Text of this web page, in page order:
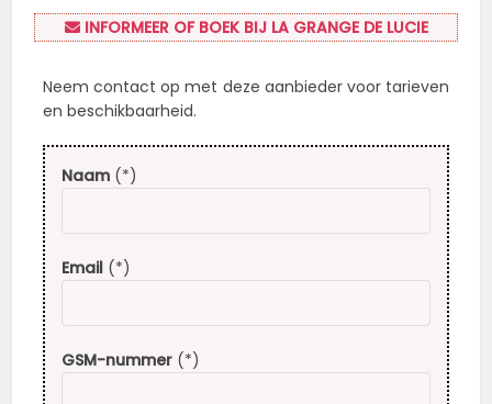
INFORMEER OF BOEK BIJ LA GRANGE DE LUCIE
Neem contact op met deze aanbieder voor tarieven
en beschikbaarheid.
Naam(*)
Email(*)
GSM-nummer(*)